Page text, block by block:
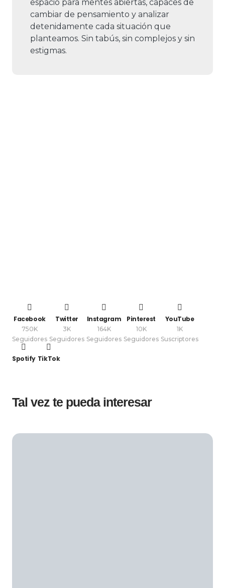
espacio para mentes abiertas, capaces de
cambiar de pensamiento y analizar
detenidamente cada situación que
planteamos. Sin tabús, sin complejos y sin
estigmas.
Facebook
750K
Seguidores
Twitter
3K
Seguidores
Instagram
164K
Seguidores
Pinterest
10K
Seguidores
YouTube
1K
Suscriptores
Spotify TikTok
Tal vez te pueda interesar